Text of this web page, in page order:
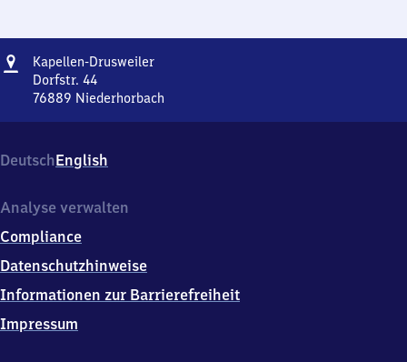
Adresse
Kapellen-DrusweilerKapellen-
Dorfstr. 44
76889 Niederhorbach
Dorfstr.
44,
6
8
9
DeutschEnglish
Analyse verwalten
Compliance
Datenschutzhinweise
Informationen zur Barrierefreiheit
Impressum